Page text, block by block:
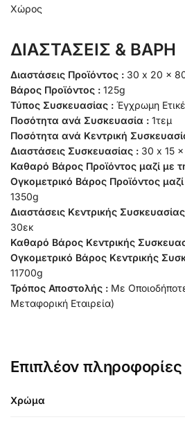
Χώρος
ΔΙΑΣΤΑΣΕΙΣ & ΒΑΡΗ
Διαστάσεις Προϊόντος : 30 x 20 x
Βάρος Προϊόντος : 125g
Τύπος Συσκευασίας : Έγχρωμη
Ποσότητα ανά Συσκευασία : 1τεμ
Ποσότητα ανά Κεντρική
Διαστάσεις Συσκευασίας : 30 x 15 x
Καθαρό Βάρος Προϊόντος μαζί με
Ογκομετρικό Βάρος Προϊόντος
1350g
Διαστάσεις Κεντρικής
30εκ
Καθαρό Βάρος Κεντρικής
Ογκομετρικό Βάρος Κεντρικής
11700g
Τρόπος Αποστολής : Με
Μεταφορική Εταιρεία)
Επιπλέον πληροφορίες
Χρώμα